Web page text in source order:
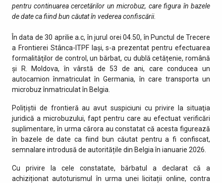
pentru continuarea cercetărilor un microbuz, care figura în bazele
de date ca fiind bun căutat în vederea confiscării.
În data de 30 aprilie a.c, în jurul orei 04.50, în Punctul de Trecere
a Frontierei Stânca-ITPF Iaşi, s-a prezentat pentru efectuarea
formalităţilor de control, un bărbat, cu dublă cetățenie, română
și R. Moldova, în vârstă de 53 de ani, care conducea un
autocamion înmatriculat în Germania, în care transporta un
microbuz înmatriculat în Belgia.
Polițiștii de frontieră au avut suspiciuni cu privire la situaţia
juridică a microbuzului, fapt pentru care au efectuat verificări
suplimentare, în urma cărora au constatat că acesta figurează
în bazele de date ca fiind bun căutat pentru a fi confiscat,
semnalare introdusă de autoritățile din Belgia în ianuarie 2026.
Cu privire la cele constatate, bărbatul a declarat că a
achiziționat autoturismul în urma unei licitații online, contra